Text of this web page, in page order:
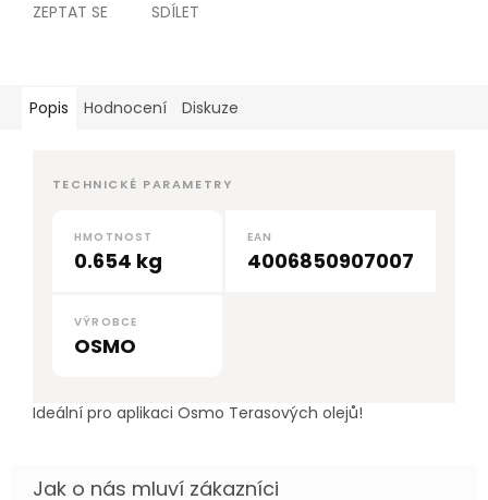
ZEPTAT SE SDÍLET
Popis Hodnocení Diskuze
TECHNICKÉ PARAMETRY
HMOTNOST
0.654 kg
EAN
4006850907007
VÝROBCE
OSMO
Ideální pro aplikaci Osmo Terasových olejů!